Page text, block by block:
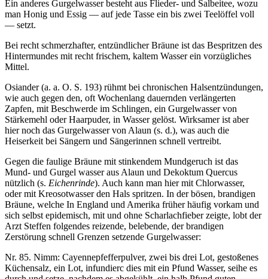
Ein anderes Gurgelwasser besteht aus Flieder- und Salbeitee, wozu
man Honig und Essig — auf jede Tasse ein bis zwei Teelöffel voll
— setzt.
Bei recht schmerzhafter, entzündlicher Bräune ist das Bespritzen des
Hintermundes mit recht frischem, kaltem Wasser ein vorzügliches
Mittel.
Osiander (a. a. O. S. 193) rühmt bei chronischen Halsentzündungen,
wie auch gegen den, oft Wochenlang dauernden verlängerten
Zapfen, mit Beschwerde im Schlingen, ein Gurgelwasser von
Stärkemehl oder Haarpuder, in Wasser gelöst. Wirksamer ist aber
hier noch das Gurgelwasser von Alaun (s. d.), was auch die
Heiserkeit bei Sängern und Sängerinnen schnell vertreibt.
Gegen die faulige Bräune mit stinkendem Mundgeruch ist das
Mund- und Gurgel wasser aus Alaun und Dekoktum Quercus
nützlich (s. Eichenrinde). Auch kann man hier mit Chlorwasser,
oder mit Kreosotwasser den Hals spritzen. In der bösen, brandigen
Bräune, welche In England und Amerika früher häufig vorkam und
sich selbst epidemisch, mit und ohne Scharlachfieber zeigte, lobt der
Arzt Steffen folgendes reizende, belebende, der brandigen
Zerstörung schnell Grenzen setzende Gurgelwasser:
Nr. 85. Nimm: Cayennepfefferpulver, zwei bis drei Lot, gestoßenes
Küchensalz, ein Lot, infundierc dies mit ein Pfund Wasser, seihe es